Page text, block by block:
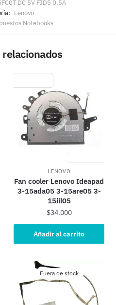
DC 5V FJD5 0.5A
Lenovo
Notebooks
LENOVO
Fan cooler Lenovo Ideapad
3-15ada05 3-15are05 3-
15iil05
$34.000
Añadir al carrito
Fuera de stock